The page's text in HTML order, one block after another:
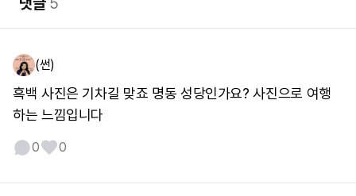
(썬)
흑백 사진은 기차길 맞죠 명동 성당인가요? 사진으로 여행
하는 느낌입니다
0 0